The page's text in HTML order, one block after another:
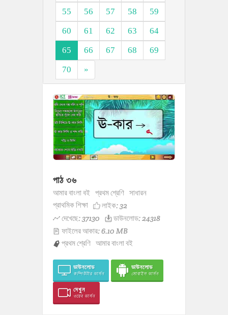
55
56 57 58
59
60
61 62 63
64
65
66 67 68
69
70
»
পাঠ ৩৬
আমার বাংলা বই প্রথম শ্রেণি সাধারন
প্রাথমিক শিক্ষা
লাইক:32
দেখেছে: 37130
ডাউনলোড: 24318
ফাইলের আকার: 6.10 MB
প্রথম শ্রেণি আমার বাংলা বই
ডাউনলোড
কম্পিউটার ভার্সন
ডাউনলোড
মোবাইল ভার্সন
দেখুন
ওয়েব ভার্সন